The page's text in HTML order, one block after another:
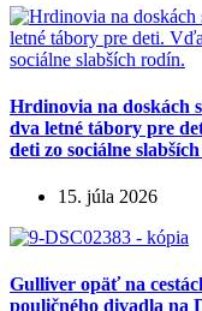
Hrdinovia na doskách
dva letné tábory pre
deti zo sociálne
15. júla 2026
Gulliver opäť na
pouličného divadla na